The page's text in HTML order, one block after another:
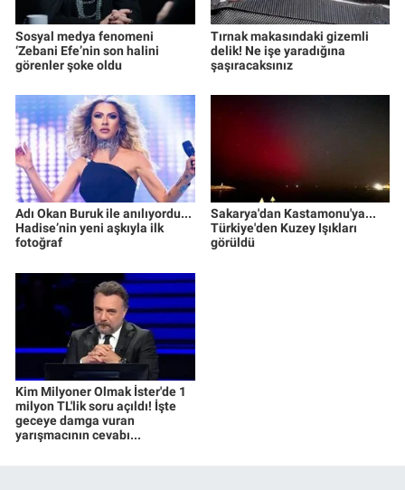
Sosyal medya fenomeni
‘Zebani Efe’nin son halini
görenler şoke oldu
Tırnak makasındaki gizemli
delik! Ne işe yaradığına
şaşıracaksınız
Adı Okan Buruk ile anılıyordu...
Hadise’nin yeni aşkıyla ilk
fotoğraf
Sakarya'dan Kastamonu'ya...
Türkiye'den Kuzey Işıkları
görüldü
Kim Milyoner Olmak İster'de 1
milyon TL'lik soru açıldı! İşte
geceye damga vuran
yarışmacının cevabı...